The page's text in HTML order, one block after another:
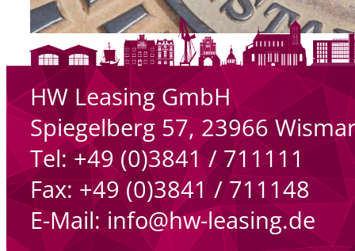
HW Leasing GmbH
Spiegelberg 57, 23966
Tel: +49 (0)3841 / 711111
Fax: +49 (0)3841 / 711148
E-Mail: info@hw-leasing.de